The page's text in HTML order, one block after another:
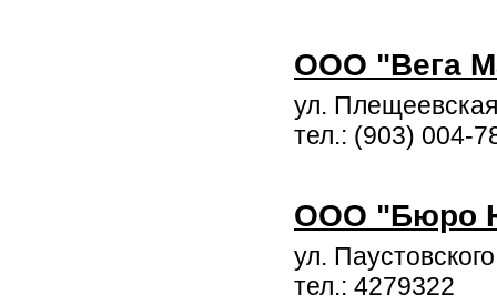
ООО "Вега
ул. Плещеевская
тел.: (903) 004-
ООО "Бюро
ул.
тел.: 4279322